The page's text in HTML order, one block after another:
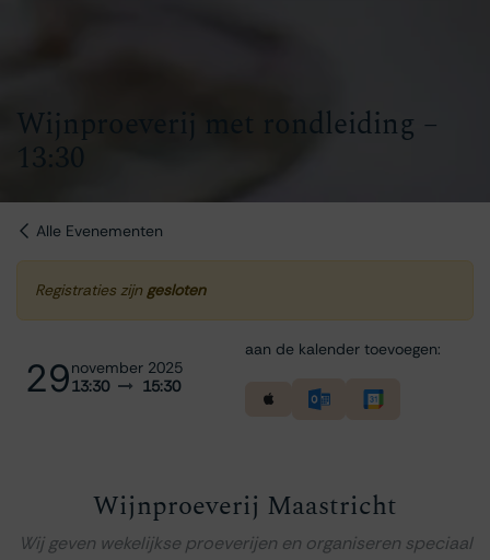
Wijnproeverij met rondleiding –
13:30
Alle Evenementen
Registraties zijn gesloten
29november 2025
13:30
15:30
aan de kalender toevoegen:
Wijnproeverij Maastricht
Wij geven wekelijkse proeverijen en organiseren speciaal